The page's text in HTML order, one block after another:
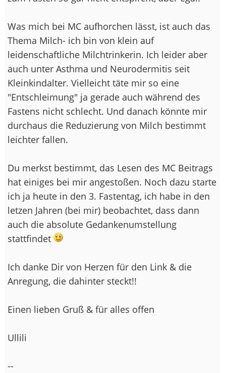
Was mich bei MC aufhorchen lässt, ist auch das
Thema Milch- ich bin von klein auf
leidenschaftliche Milchtrinkerin. Ich leider aber
auch unter Asthma und Neurodermitis seit
Kleinkindalter. Vielleicht täte mir so eine
"Entschleimung" ja gerade auch während des
Fastens nicht schlecht. Und danach könnte mir
durchaus die Reduzierung von Milch bestimmt
leichter fallen.
Du merkst bestimmt, das Lesen des MC Beitrags
hat einiges bei mir angestoßen. Noch dazu starte
ich ja heute in den 3. Fastentag, ich habe in den
letzen Jahren (bei mir) beobachtet, dass dann
auch die absolute Gedankenumstellung
stattfindet
Ich danke Dir von Herzen für den Link & die
Anregung, die dahinter steckt!!
Einen lieben Gruß & für alles offen
Ullili
--